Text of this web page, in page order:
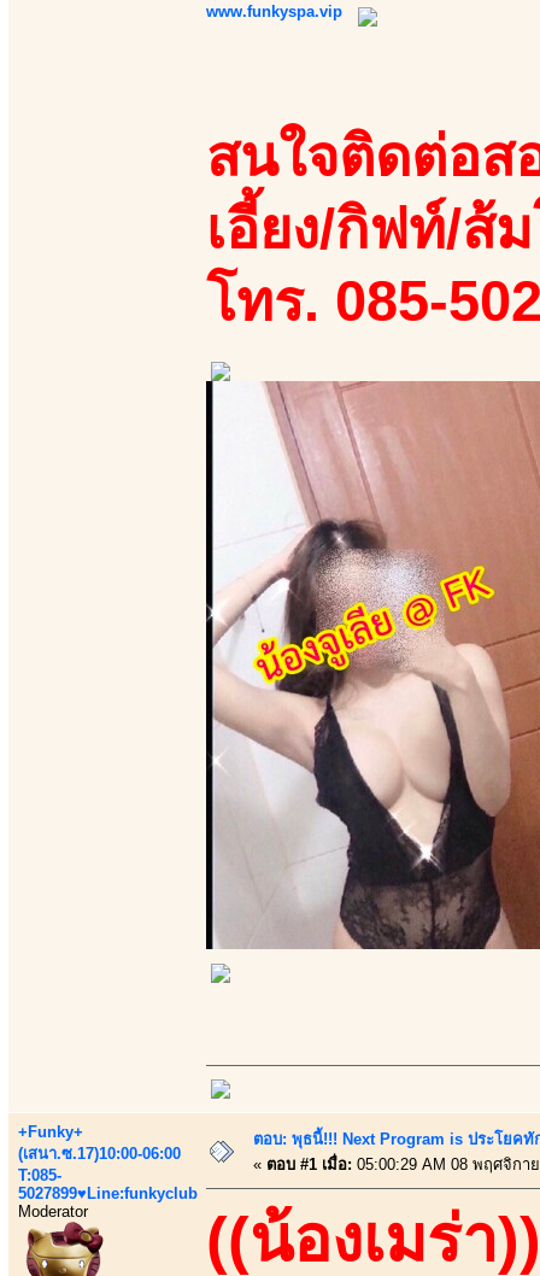
www.funkyspa.vip
สนใจติดต่อส
เอี้ยง/กิฟท์/ส้
โทร. 085-
+Funky+
(เสนา.ซ.17)10:00-06:00
T:085-
5027899♥Line:funkyclub
Moderator
ตอบ: พุธนี้!!! Next Program is ประโยค
« ตอบ #1 เมื่อ: 05:00:29 AM 08 พฤศจิกา
((น้องเมร่า))